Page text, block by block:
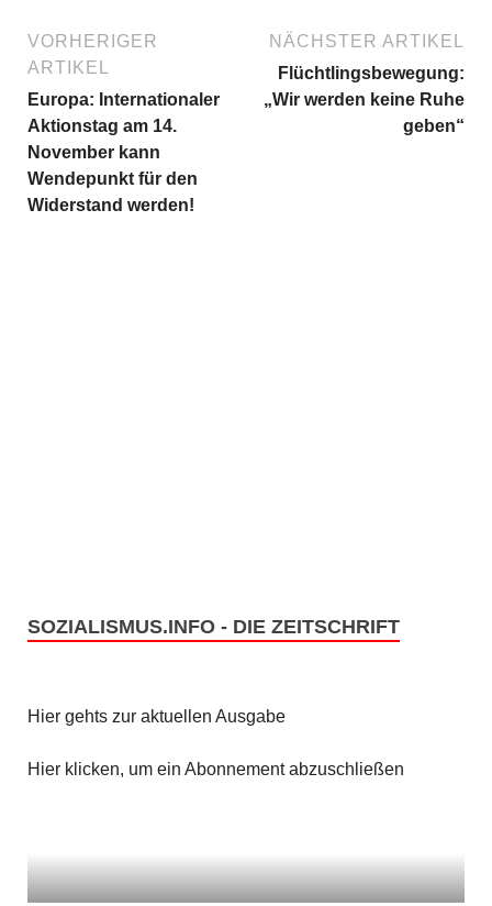
VORHERIGER
ARTIKEL
Europa: Internationaler
Aktionstag am 14.
November kann
Wendepunkt für den
Widerstand werden!
NÄCHSTER ARTIKEL
Flüchtlingsbewegung:
„Wir werden keine Ruhe
geben“
SOZIALISMUS.INFO - DIE ZEITSCHRIFT
Hier gehts zur aktuellen Ausgabe
Hier klicken, um ein Abonnement abzuschließen